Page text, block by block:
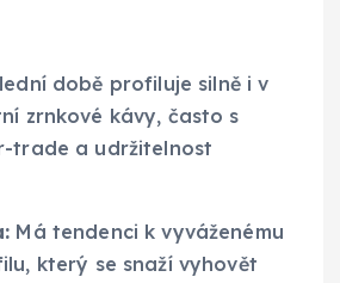
době profiluje silně i v
zrnkové kávy, často s
trade a udržitelnost
Má tendenci k vyváženému
který se snaží vyhovět